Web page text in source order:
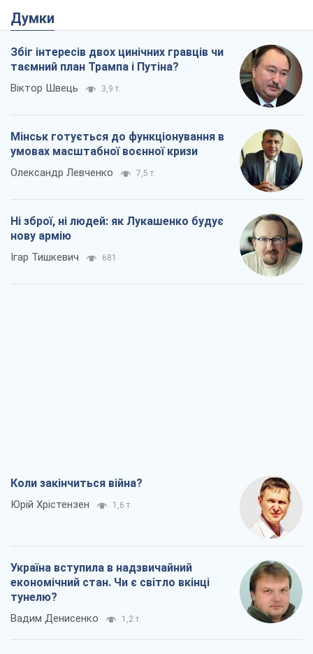
Думки
Збіг інтересів двох цинічних гравців чи
таємний план Трампа і Путіна?
Віктор Швець 3,9 т.
Мінськ готується до функціонування в
умовах масштабної воєнної кризи
Олександр Левченко 7,5 т.
Ні зброї, ні людей: як Лукашенко будує
нову армію
Ігар Тишкевич 681
Коли закінчиться війна?
Юрій Хрістензен 1,6 т.
Україна вступила в надзвичайний
економічний стан. Чи є світло вкінці
тунелю?
Вадим Денисенко 1,2 т.